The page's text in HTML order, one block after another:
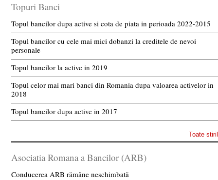
Topuri Banci
Topul bancilor dupa active si cota de piata in perioada 2022-2015
Topul bancilor cu cele mai mici dobanzi la creditele de nevoi
personale
Topul bancilor la active in 2019
Topul celor mai mari banci din Romania dupa valoarea activelor in
2018
Topul bancilor dupa active in 2017
Toate
Asociatia Romana a Bancilor (ARB)
Conducerea ARB rămâne neschimbată